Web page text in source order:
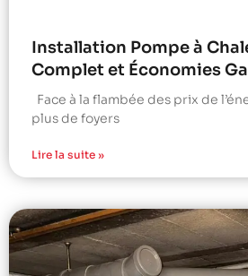
Installation Pompe à
Complet et Économies
Face à la flambée des prix de
plus de foyers
Lire la suite »